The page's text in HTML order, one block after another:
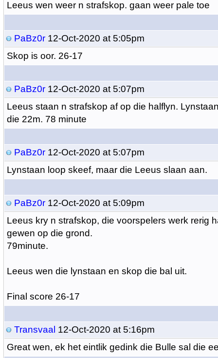
Leeus wen weer n strafskop. gaan weer pale toe
PaBz0r12-Oct-2020 at 5:05pm
Skop is oor. 26-17
PaBz0r12-Oct-2020 at 5:07pm
Leeus staan n strafskop af op die halflyn.
die 22m. 78 minute
PaBz0r12-Oct-2020 at 5:07pm
Lynstaan loop skeef, maar die Leeus slaan aan.
PaBz0r12-Oct-2020 at 5:09pm
Leeus kry n strafskop, die voorspelers werk rerig
gewen op die grond.
79minute.
Leeus wen die lynstaan en skop die bal uit.
Final score 26-17
Transvaal 12-Oct-2020 at 5:16pm
Great wen, ek het eintlik gedink die Bulle sal die